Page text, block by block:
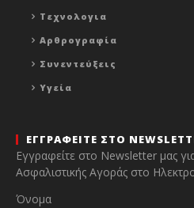
Τεχνολογια
Αρθρογραφία
Συνεντεύξεις
Υγεία
ΕΓΓΡΑΦΕΙΤΕ ΣΤΟ
Εγγραφείτε στο Newsletter μας
Ασφαλιστικής Αγοράς στο
Όνομα